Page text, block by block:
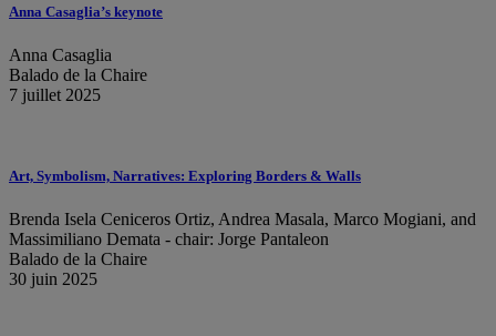
Anna Casaglia’s keynote
Anna Casaglia
Balado de la Chaire
7 juillet 2025
Art, Symbolism, Narratives: Exploring Borders & Walls
Brenda Isela Ceniceros Ortiz, Andrea Masala, Marco Mogiani, and
Massimiliano Demata - chair: Jorge Pantaleon
Balado de la Chaire
30 juin 2025